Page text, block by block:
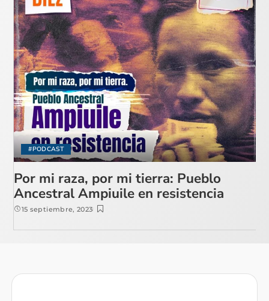
#PODCAST
Por mi raza, por mi tierra: Pueblo
Ancestral Ampiuile en resistencia
15 septiembre, 2023